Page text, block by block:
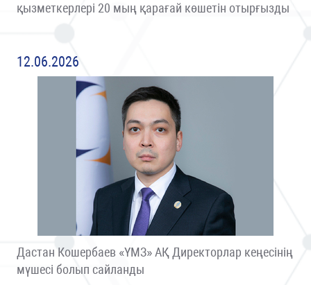
қызметкерлері 20 мың қарағай көшетін отырғызды
12.06.2026
Дастан Кошербаев «ҮМЗ» АҚ Директорлар кеңесінің
мүшесі болып сайланды